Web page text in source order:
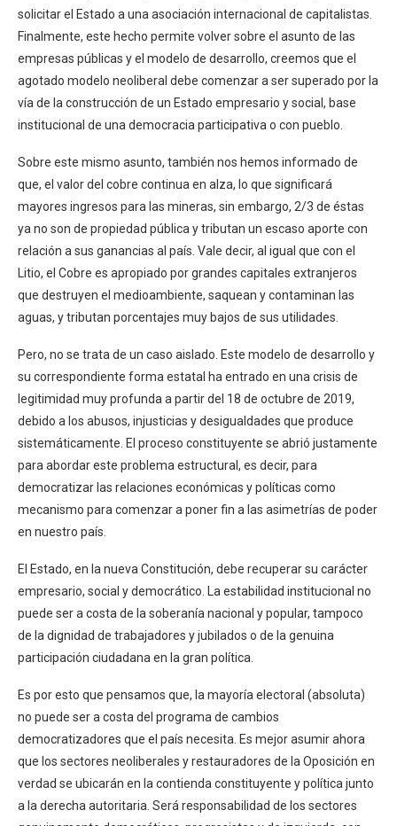
solicitar el Estado a una asociación internacional de capitalistas.
Finalmente, este hecho permite volver sobre el asunto de las
empresas públicas y el modelo de desarrollo, creemos que el
agotado modelo neoliberal debe comenzar a ser superado por la
vía de la construcción de un Estado empresario y social, base
institucional de una democracia participativa o con pueblo.
Sobre este mismo asunto, también nos hemos informado de
que, el valor del cobre continua en alza, lo que significará
mayores ingresos para las mineras, sin embargo, 2/3 de éstas
ya no son de propiedad pública y tributan un escaso aporte con
relación a sus ganancias al país. Vale decir, al igual que con el
Litio, el Cobre es apropiado por grandes capitales extranjeros
que destruyen el medioambiente, saquean y contaminan las
aguas, y tributan porcentajes muy bajos de sus utilidades.
Pero, no se trata de un caso aislado. Este modelo de desarrollo y
su correspondiente forma estatal ha entrado en una crisis de
legitimidad muy profunda a partir del 18 de octubre de 2019,
debido a los abusos, injusticias y desigualdades que produce
sistemáticamente. El proceso constituyente se abrió justamente
para abordar este problema estructural, es decir, para
democratizar las relaciones económicas y políticas como
mecanismo para comenzar a poner fin a las asimetrías de poder
en nuestro país.
El Estado, en la nueva Constitución, debe recuperar su carácter
empresario, social y democrático. La estabilidad institucional no
puede ser a costa de la soberanía nacional y popular, tampoco
de la dignidad de trabajadores y jubilados o de la genuina
participación ciudadana en la gran política.
Es por esto que pensamos que, la mayoría electoral (absoluta)
no puede ser a costa del programa de cambios
democratizadores que el país necesita. Es mejor asumir ahora
que los sectores neoliberales y restauradores de la Oposición en
verdad se ubicarán en la contienda constituyente y política junto
a la derecha autoritaria. Será responsabilidad de los sectores